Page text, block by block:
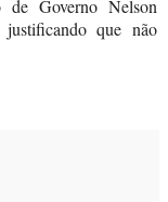
de Governo Nelson
que não